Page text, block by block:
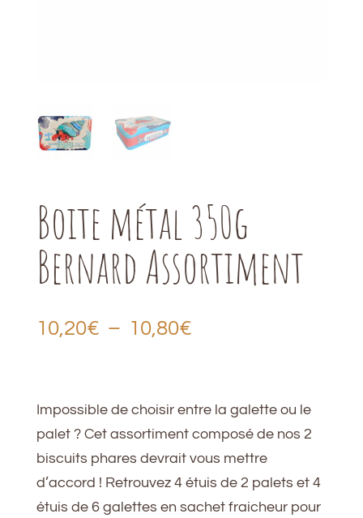
Boite métal 350g
Bernard Assortiment
10,20€ – 10,80€Plage
10,20€
10,80€
Impossible de choisir entre la galette ou le
palet ? Cet assortiment composé de nos 2
biscuits phares devrait vous mettre
d’accord ! Retrouvez 4 étuis de 2 palets et 4
étuis de 6 galettes en sachet fraicheur pour